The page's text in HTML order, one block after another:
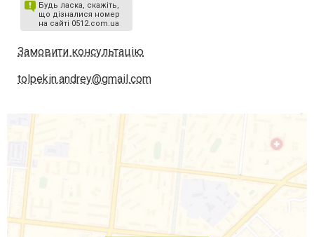
Будь ласка, скажіть,
що дізналися номер
на сайті 0512.com.ua
Замовити консультацію
tolpekin.andrey@gmail.com